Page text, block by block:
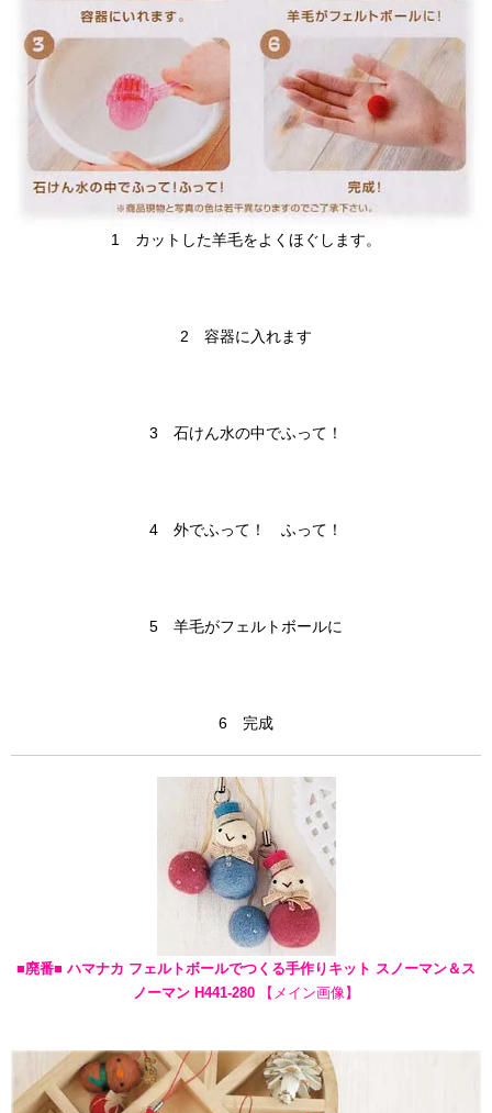
1 カットした羊毛をよくほぐします。
2 容器に入れます
3 石けん水の中でふって！
4 外でふって！ ふって！
5 羊毛がフェルトボールに
6 完成
■廃番■ ハマナカ フェルトボールでつくる手作りキット スノーマン＆ス
ノーマン H441-280 【メイン画像】